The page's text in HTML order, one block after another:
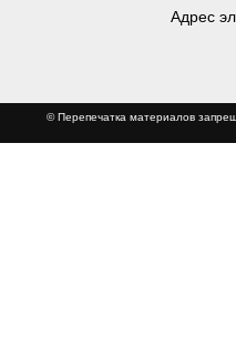
Адрес
© Перепечатка материалов